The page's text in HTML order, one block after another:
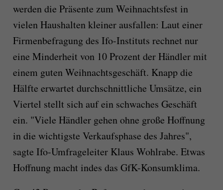
werden die Präsente zum Weihnachtsfest in
vielen Haushalten kleiner ausfallen: Laut einer
Firmenbefragung des Ifo-Instituts rechnet nur
eine Minderheit von 10 Prozent der Händler mit
einem guten Weihnachtsgeschäft. Knapp die
Hälfte erwartet durchschnittliche Umsätze, ein
Viertel stellt sich auf ein schwaches Geschäft
ein. "Viele Händler gehen ohne große Hoffnung
in die wichtigste Verkaufsphase des Jahres",
sagte Ifo-Umfrageleiter Klaus Wohlrabe. Etwas
Hoffnung macht indes das GfK-Konsumklima.